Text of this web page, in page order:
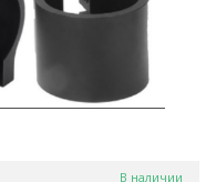
В наличии